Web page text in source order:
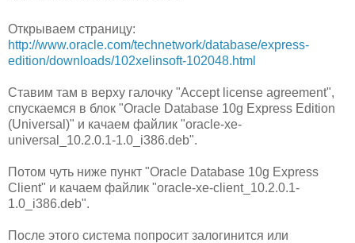
Открываем страницу:
http://www.oracle.com/technetwork/database/express-
edition/downloads/102xelinsoft-102048.html
Ставим там в верху галочку "Accept license agreement",
спускаемся в блок "Oracle Database 10g Express Edition
(Universal)" и качаем файлик "oracle-xe-
universal_10.2.0.1-1.0_i386.deb".
Потом чуть ниже пункт "Oracle Database 10g Express
Client" и качаем файлик "oracle-xe-client_10.2.0.1-
1.0_i386.deb".
После этого система попросит залогинится или